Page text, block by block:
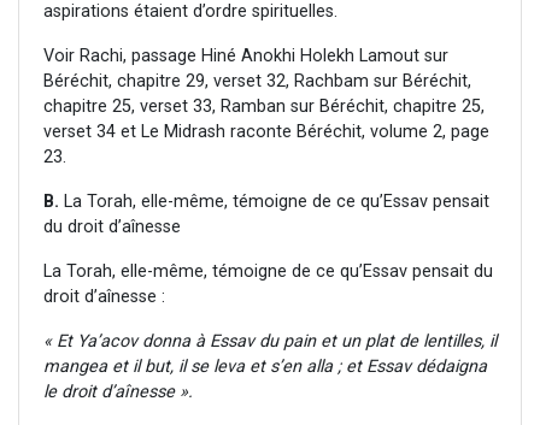
aspirations étaient d’ordre spirituelles.
Voir Rachi, passage Hiné Anokhi Holekh Lamout sur
Béréchit, chapitre 29, verset 32, Rachbam sur Béréchit,
chapitre 25, verset 33, Ramban sur Béréchit, chapitre 25,
verset 34 et Le Midrash raconte Béréchit, volume 2, page
23.
B. La Torah, elle-même, témoigne de ce qu’Essav pensait
du droit d’aînesse
La Torah, elle-même, témoigne de ce qu’Essav pensait du
droit d’aînesse :
« Et Ya’acov donna à Essav du pain et un plat de lentilles, il
mangea et il but, il se leva et s’en alla ; et Essav dédaigna
le droit d’aînesse ».